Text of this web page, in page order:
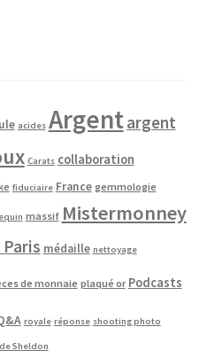
acides Argentargent
Carats collaboration
fiduciaire France gemmologie
massif Mistermonney
médaille nettoyage
de monnaie plaqué or Podcasts
royale réponse shooting photo
Sheldon